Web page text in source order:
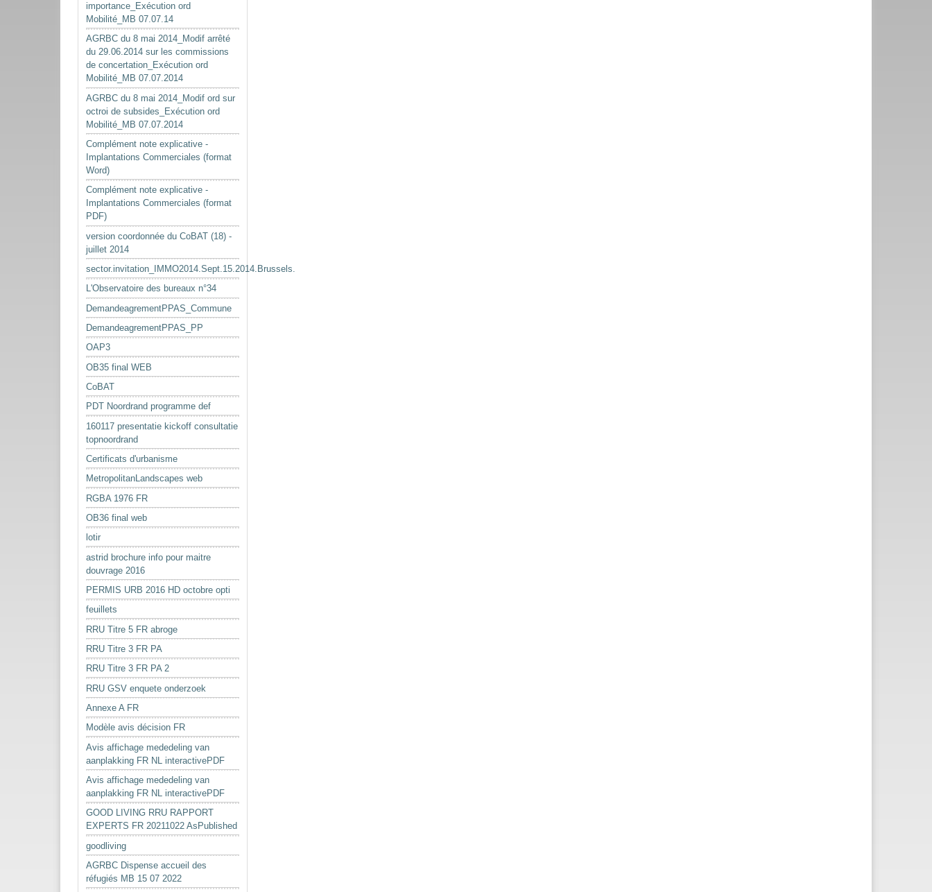
importance_Exécution ord
Mobilité_MB 07.07.14
AGRBC du 8 mai 2014_Modif arrêté
du 29.06.2014 sur les commissions
de concertation_Exécution ord
Mobilité_MB 07.07.2014
AGRBC du 8 mai 2014_Modif ord sur
octroi de subsides_Exécution ord
Mobilité_MB 07.07.2014
Complément note explicative -
Implantations Commerciales (format
Word)
Complément note explicative -
Implantations Commerciales (format
PDF)
version coordonnée du CoBAT (18) -
juillet 2014
sector.invitation_IMMO2014.Sept.15.2014.Brussels.
L'Observatoire des bureaux n°34
DemandeagrementPPAS_Commune
DemandeagrementPPAS_PP
OAP3
OB35 final WEB
CoBAT
PDT Noordrand programme def
160117 presentatie kickoff consultatie
topnoordrand
Certificats d'urbanisme
MetropolitanLandscapes web
RGBA 1976 FR
OB36 final web
lotir
astrid brochure info pour maitre
douvrage 2016
PERMIS URB 2016 HD octobre opti
feuillets
RRU Titre 5 FR abroge
RRU Titre 3 FR PA
RRU Titre 3 FR PA 2
RRU GSV enquete onderzoek
Annexe A FR
Modèle avis décision FR
Avis affichage mededeling van
aanplakking FR NL interactivePDF
Avis affichage mededeling van
aanplakking FR NL interactivePDF
GOOD LIVING RRU RAPPORT
EXPERTS FR 20211022 AsPublished
goodliving
AGRBC Dispense accueil des
réfugiés MB 15 07 2022